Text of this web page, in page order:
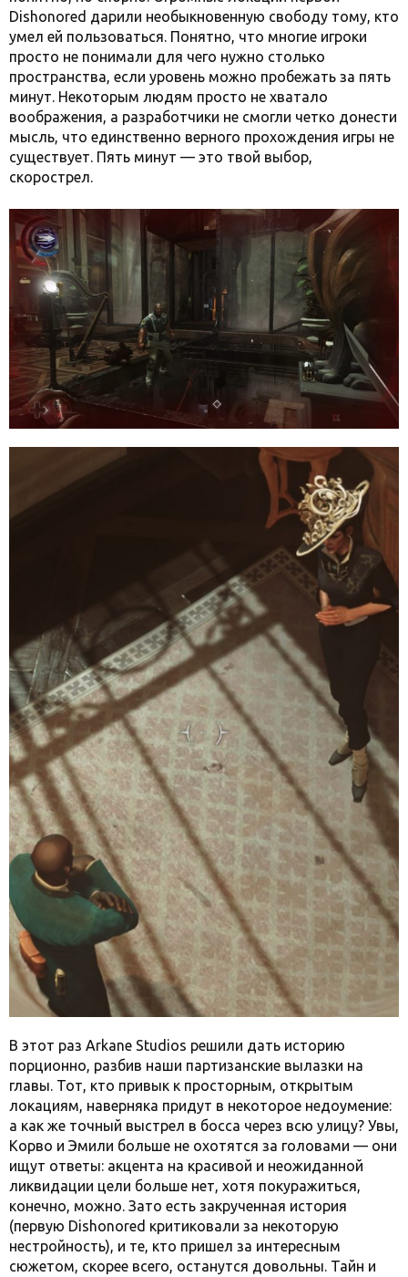
Dishonored дарили необыкновенную свободу тому, кто
умел ей пользоваться. Понятно, что многие игроки
просто не понимали для чего нужно столько
пространства, если уровень можно пробежать за пять
минут. Некоторым людям просто не хватало
воображения, а разработчики не смогли четко донести
мысль, что единственно верного прохождения игры не
существует. Пять минут — это твой выбор,
скорострел.
В этот раз Arkane Studios решили дать историю
порционно, разбив наши партизанские вылазки на
главы. Тот, кто привык к просторным, открытым
локациям, наверняка придут в некоторое недоумение:
а как же точный выстрел в босса через всю улицу? Увы,
Корво и Эмили больше не охотятся за головами — они
ищут ответы: акцента на красивой и неожиданной
ликвидации цели больше нет, хотя покуражиться,
конечно, можно. Зато есть закрученная история
(первую Dishonored критиковали за некоторую
нестройность), и те, кто пришел за интересным
сюжетом, скорее всего, останутся довольны. Тайн и